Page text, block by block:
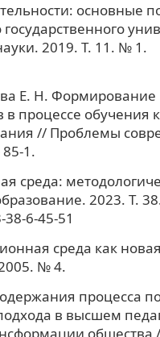
основные
2019. Т. 11. № 1.
Е. Н. Формирование
процессе обучения
// Проблемы
1.
среда:
2023. Т.
6-45-51
среда как
№ 4.
процесса
в высшем
общества